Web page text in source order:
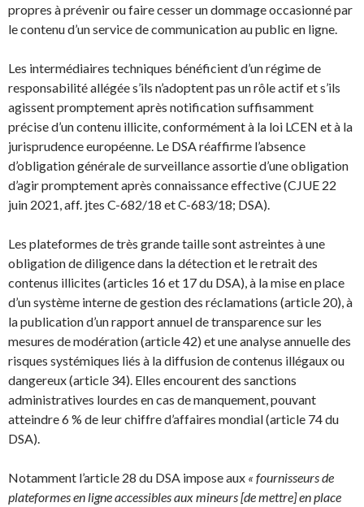
propres à prévenir ou faire cesser un dommage occasionné par
le contenu d’un service de communication au public en ligne.
Les intermédiaires techniques bénéficient d’un régime de
responsabilité allégée s’ils n’adoptent pas un rôle actif et s’ils
agissent promptement après notification suffisamment
précise d’un contenu illicite, conformément à la loi LCEN et à la
jurisprudence européenne. Le DSA réaffirme l’absence
d’obligation générale de surveillance assortie d’une obligation
d’agir promptement après connaissance effective (CJUE 22
juin 2021, aff. jtes C-682/18 et C-683/18; DSA).
Les plateformes de très grande taille sont astreintes à une
obligation de diligence dans la détection et le retrait des
contenus illicites (articles 16 et 17 du DSA), à la mise en place
d’un système interne de gestion des réclamations (article 20), à
la publication d’un rapport annuel de transparence sur les
mesures de modération (article 42) et une analyse annuelle des
risques systémiques liés à la diffusion de contenus illégaux ou
dangereux (article 34). Elles encourent des sanctions
administratives lourdes en cas de manquement, pouvant
atteindre 6 % de leur chiffre d’affaires mondial (article 74 du
DSA).
Notamment l’article 28 du DSA impose aux « fournisseurs de
plateformes en ligne accessibles aux mineurs [de mettre] en place